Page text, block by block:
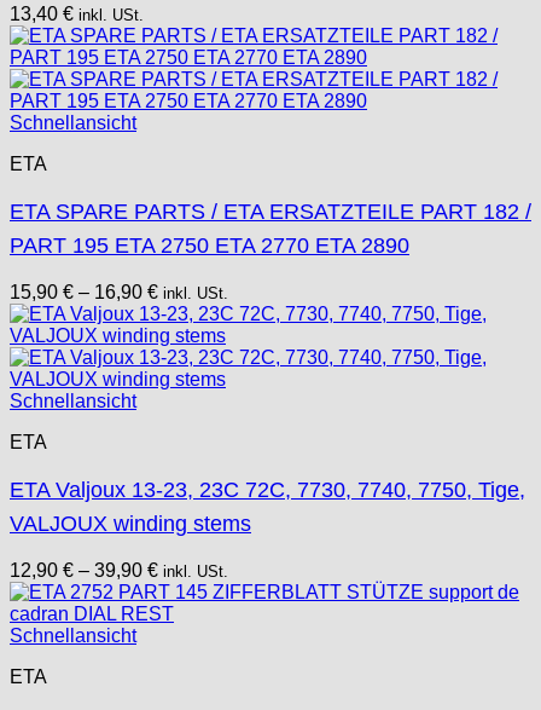
13,40 € inkl. USt.
Schnellansicht
ETA
ETA SPARE PARTS / ETA ERSATZTEILE PART 182 /
PART 195 ETA 2750 ETA 2770 ETA 2890
15,90 € – 16,90 € inkl. USt.
Schnellansicht
ETA
ETA Valjoux 13-23, 23C 72C, 7730, 7740, 7750, Tige,
VALJOUX winding stems
12,90 € – 39,90 € inkl. USt.
Schnellansicht
ETA